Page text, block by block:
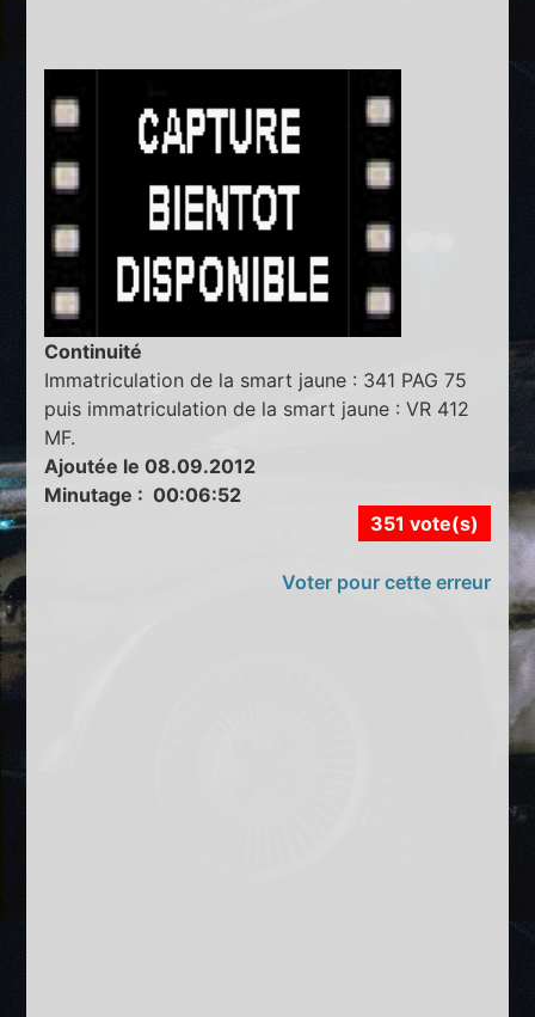
Continuité
Immatriculation de la smart jaune : 341 PAG 75
puis immatriculation de la smart jaune : VR 412
MF.
Ajoutée le 08.09.2012
Minutage : 00:06:52
351 vote(s)
Voter pour cette erreur